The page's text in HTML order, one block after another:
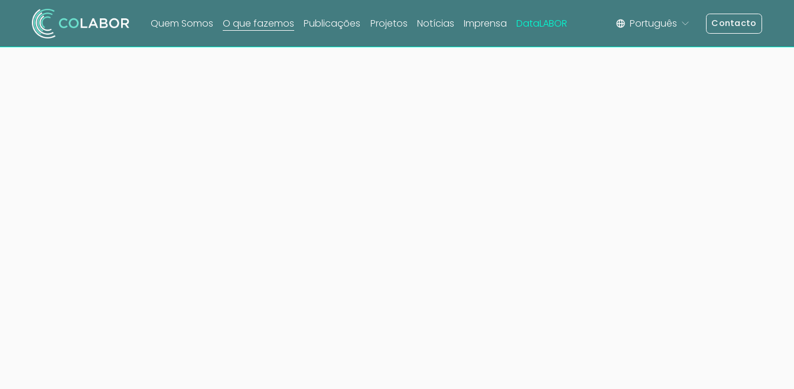
Quem Somos O que fazemos Publicações Projetos Notícias Imprensa DataLABOR Português Contacto